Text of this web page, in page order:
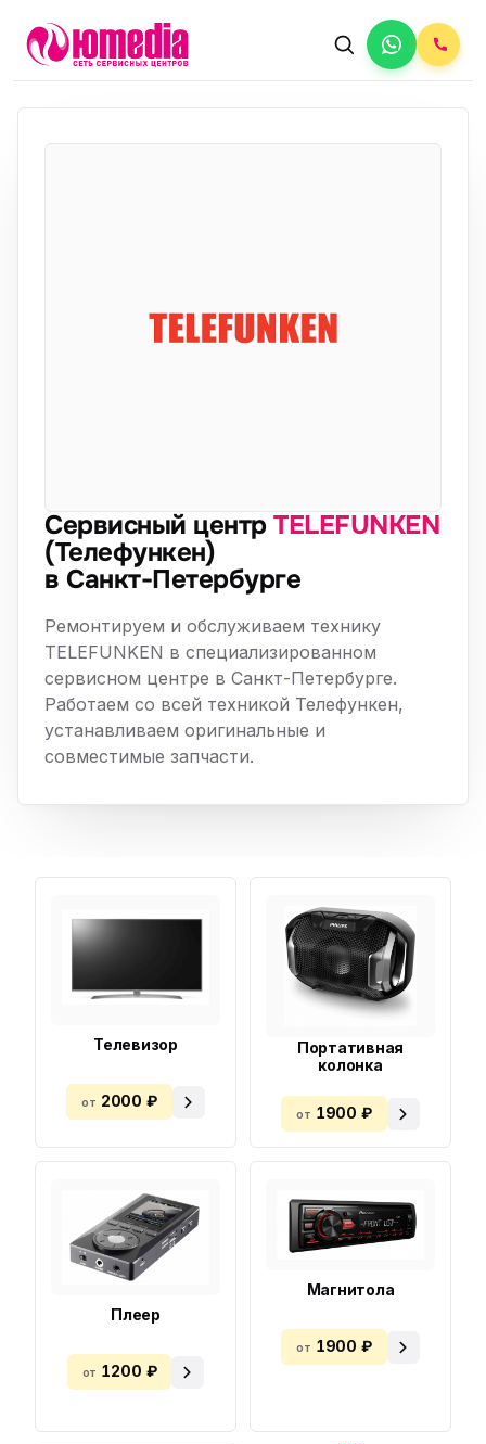
Сервисный центрTELEFUNKEN
(Телефункен)
в Санкт-Петербурге
Ремонтируем и обслуживаем технику
TELEFUNKEN в специализированном
сервисном центре в Санкт-Петербурге.
Работаем со всей техникой Телефункен,
устанавливаем оригинальные и
совместимые запчасти.
Телевизор
от 2000 ₽
Портативная
колонка
от 1900 ₽
Плеер
от 1200 ₽
Магнитола
от 1900 ₽